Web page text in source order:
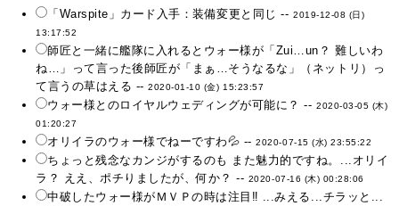
「Warspite」カード入手：装備変更と同じ --2019-12-08 (日)
13:17:52
師匠と一緒に艦隊に入れるとウォー様が「Zui…un？ 難しいわ
ね…」って言った後師匠が「まぁ…そうなるな」（ネットリ）っ
て言うの草はえる --2020-01-10 (金) 15:23:57
ウォー様とのロイヤルウェディングが可能に？ -- 2020-03-05 (木)
01:20:27
オリイラのウォー様でねーですわ💦 --2020-07-15 (水) 23:55:22
ちょっと残念なカンジがするのも また魅力的ですね。...オリイ
ラ？ ええ、ポチりましたが、何か？ -- 2020-07-16 (木) 00:28:06
中破したウォー様がＭＶＰの時は注目‼ ...みえる...チラッと...